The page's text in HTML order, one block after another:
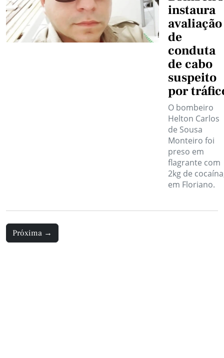
instaura
avaliação
de
conduta
de cabo
suspeito
por
O bombeiro
Helton Carlos
de Sousa
Monteiro foi
preso em
flagrante com
2kg de
em Floriano.
Próxima →